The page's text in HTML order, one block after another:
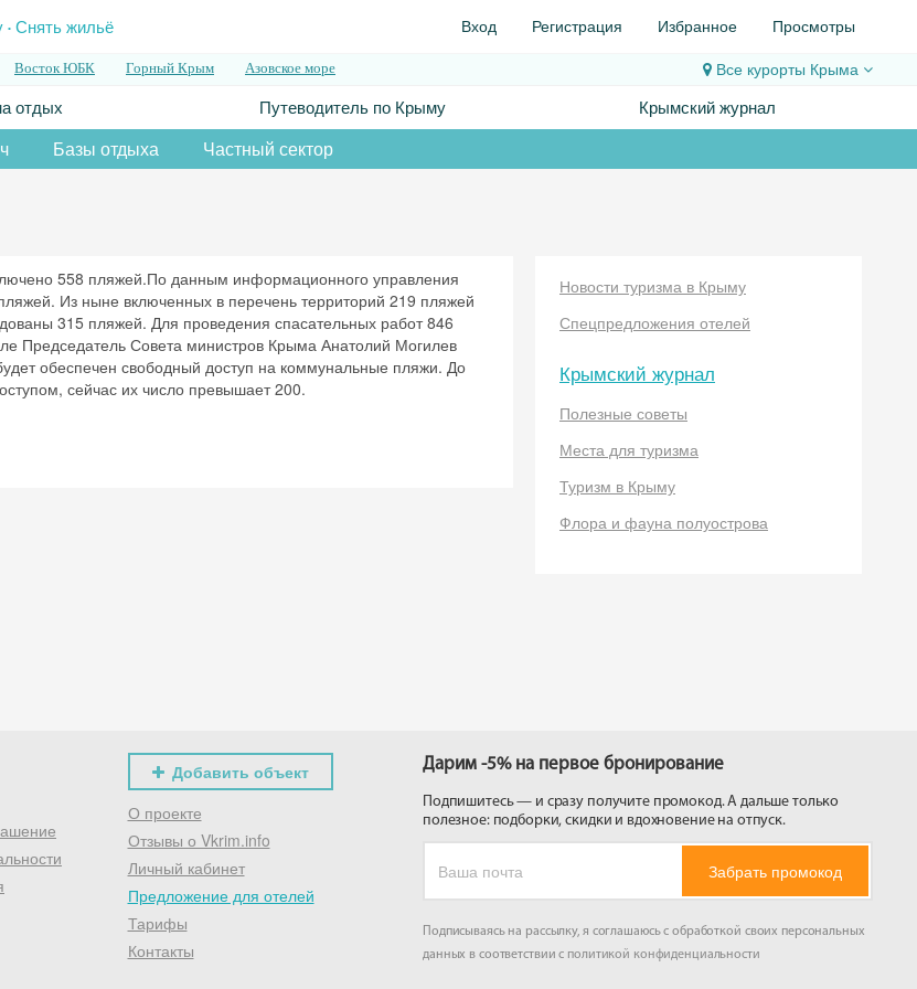
.Снять жильё Вход Регистрация Избранное Просмотры
Восток ЮБК Горный Крым Азовское море Все курорты Крыма
отдых Путеводитель по Крыму Крымский журнал
Базы отдыха Частный сектор
558 пляжей.По данным информационного управления
Из ныне включенных в перечень территорий 219 пляжей
315 пляжей. Для проведения спасательных работ 846
Председатель Совета министров Крыма Анатолий Могилев
обеспечен свободный доступ на коммунальные пляжи. До
сейчас их число превышает 200.
Новости туризма в Крыму
Спецпредложения отелей
Крымский журнал
Полезные советы
Места для туризма
Туризм в Крыму
Флора и фауна полуострова
Добавить объект
О проекте
Отзывы о Vkrim.info
Личный кабинет
Предложение для отелей
Тарифы
Контакты
Дарим -5% на первое бронирование
Подпишитесь — и сразу получите промокод. А дальше только
полезное: подборки, скидки и вдохновение на отпуск.
Забрать промокод
Подписываясь на рассылку, я соглашаюсь с обработкой своих персональных
данных в соответствии с политикой конфиденциальности